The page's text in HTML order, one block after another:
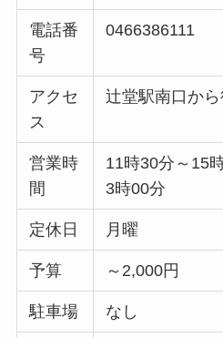
電話番
号
0466386111
アクセ
ス
辻堂駅南口か
営業時
間
11時30分～15
3時00分
定休日 月曜
予算 ～2,000円
駐車場 なし